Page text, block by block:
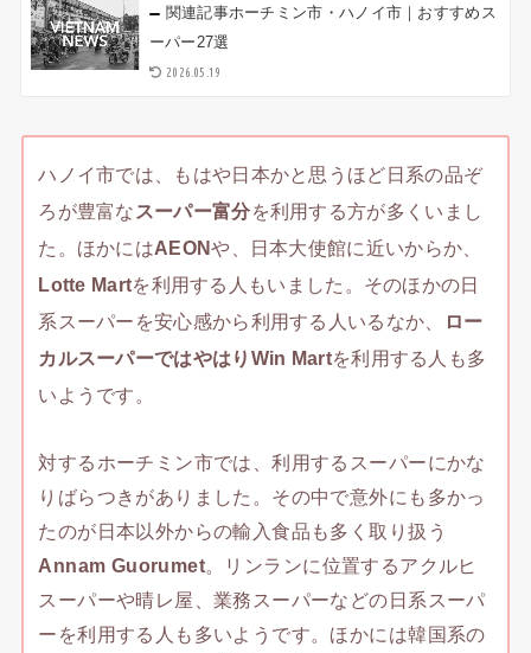
関連記事ホーチミン市・ハノイ市｜おすすめス
ーパー27選
2026.05.19
ハノイ市では、もはや日本かと思うほど日系の品ぞ
ろが豊富な スーパー富分を利用する方が多くいまし
た。ほかにはAEONや、日本大使館に近いからか、
Lotte Martを利用する人もいました。そのほかの日
系スーパーを安心感から利用する人いるなか、
ロー
カルスーパーではやはりWin Martを利用する人も多
いようです。
対するホーチミン市では、利用するスーパーにかな
りばらつきがありました。その中で意外にも多かっ
たのが日本以外からの輸入食品も多く取り扱う
Annam Guorumet 。リンランに位置するアクルヒ
スーパーや晴レ屋、業務スーパーなどの日系スーパ
ーを利用する人も多いようです。ほかには韓国系の